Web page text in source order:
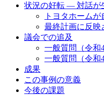
状況の好転 — 対話が
トヨタホーム
最終計画に反映
議会での追及
一般質問（令和4
一般質問（令和4
成果
この事例の意義
今後の課題